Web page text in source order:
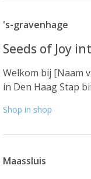
's-gravenhage
Seeds of Joy
Welkom bij [Naam
in Den Haag Stap
Shop in shop
Maassluis